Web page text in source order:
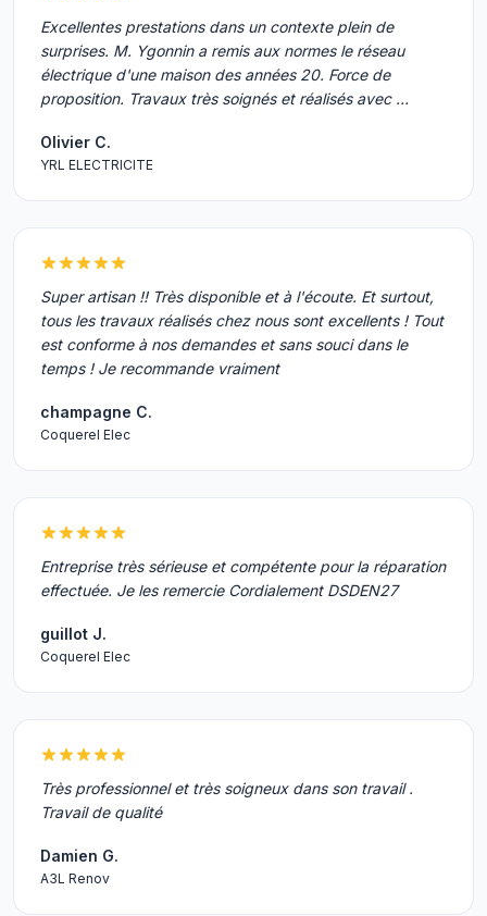
Excellentes prestations dans un contexte plein de
surprises. M. Ygonnin a remis aux normes le réseau
électrique d'une maison des années 20. Force de
proposition. Travaux très soignés et réalisés avec …
Olivier C.
YRL ELECTRICITE
Super artisan !! Très disponible et à l'écoute. Et surtout,
tous les travaux réalisés chez nous sont excellents ! Tout
est conforme à nos demandes et sans souci dans le
temps ! Je recommande vraiment
champagne C.
Coquerel Elec
Entreprise très sérieuse et compétente pour la réparation
effectuée. Je les remercie Cordialement DSDEN27
guillot J.
Coquerel Elec
Très professionnel et très soigneux dans son travail .
Travail de qualité
Damien G.
A3L Renov